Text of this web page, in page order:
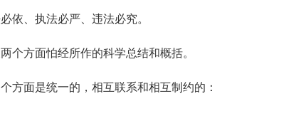
、执法必严、违法必究。
方面怕经所作的科学总结和概括。
面是统一的，相互联系和相互制约的：